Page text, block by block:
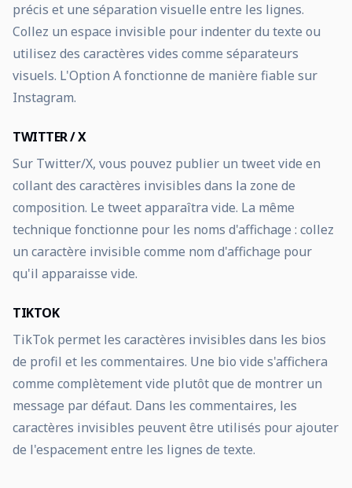
précis et une séparation visuelle entre les lignes.
Collez un espace invisible pour indenter du texte ou
utilisez des caractères vides comme séparateurs
visuels. L'Option A fonctionne de manière fiable sur
Instagram.
TWITTER / X
Sur Twitter/X, vous pouvez publier un tweet vide en
collant des caractères invisibles dans la zone de
composition. Le tweet apparaîtra vide. La même
technique fonctionne pour les noms d'affichage : collez
un caractère invisible comme nom d'affichage pour
qu'il apparaisse vide.
TIKTOK
TikTok permet les caractères invisibles dans les bios
de profil et les commentaires. Une bio vide s'affichera
comme complètement vide plutôt que de montrer un
message par défaut. Dans les commentaires, les
caractères invisibles peuvent être utilisés pour ajouter
de l'espacement entre les lignes de texte.